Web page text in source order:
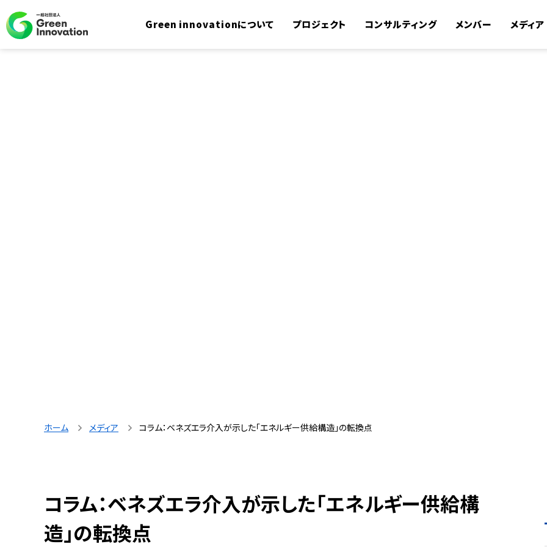
Green innovationについて プロジェクト コンサルティング メンバー メディア
ホーム メディア コラム：ベネズエラ介入が示した「エネルギー供給構造」の転換点
コラム：ベネズエラ介入が示した「エネルギー供給構
造」の転換点